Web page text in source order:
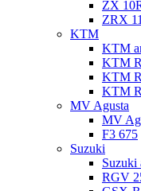
ZX
ZRX
KTM
KTM
KTM
KTM
KTM
MV Agusta
MV
F3 675
Suzuki
Suzuki
RGV